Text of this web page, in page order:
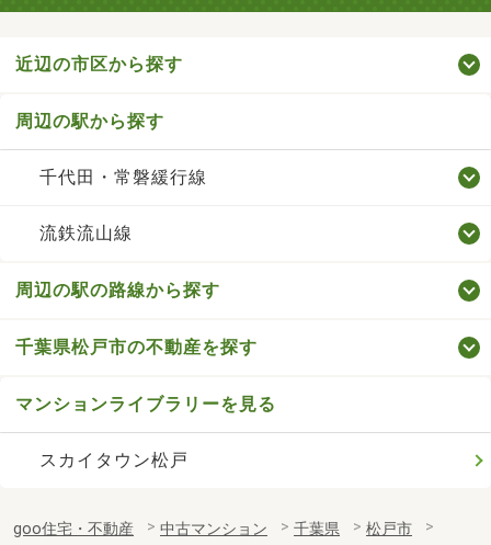
近辺の市区から探す
周辺の駅から探す
千代田・常磐緩行線
流鉄流山線
周辺の駅の路線から探す
千葉県松戸市の不動産を探す
マンションライブラリーを見る
スカイタウン松戸
goo住宅・不動産 中古マンション 千葉県
松戸市